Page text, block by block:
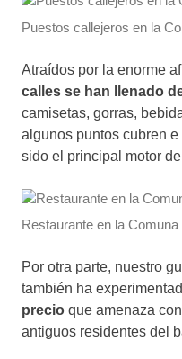
Puestos callejeros en la
Atraídos por la enorme
calles se han llenado
camisetas, gorras,
algunos puntos cubren
sido el principal motor
Restaurante en la Comuna
Por otra parte, nuestro
también ha
precio que amenaza
antiguos residentes del